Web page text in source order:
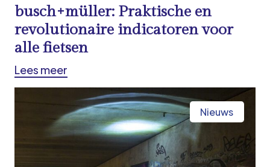
busch+müller: Praktische en
revolutionaire indicatoren voor
alle fietsen
Lees meer
Nieuws